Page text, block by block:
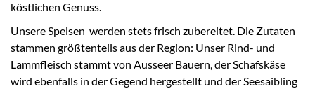
köstlichen Genuss.
Unsere Speisen werden stets frisch zubereitet. Die Zutaten
stammen größtenteils aus der Region: Unser Rind- und
Lammfleisch stammt von Ausseer Bauern, der Schafskäse
wird ebenfalls in der Gegend hergestellt und der Seesaibling